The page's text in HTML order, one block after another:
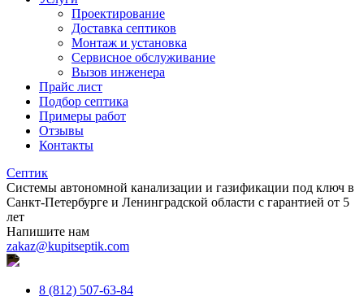
Проектирование
Доставка септиков
Монтаж и установка
Сервисное обслуживание
Вызов инженера
Прайс лист
Подбор септика
Примеры работ
Отзывы
Контакты
Септик
Системы автономной канализации и газификации под ключ в
Санкт-Петербурге и Ленинградской области с гарантией от 5
лет
Напишите нам
zakaz@kupitseptik.com
8 (812) 507-63-84